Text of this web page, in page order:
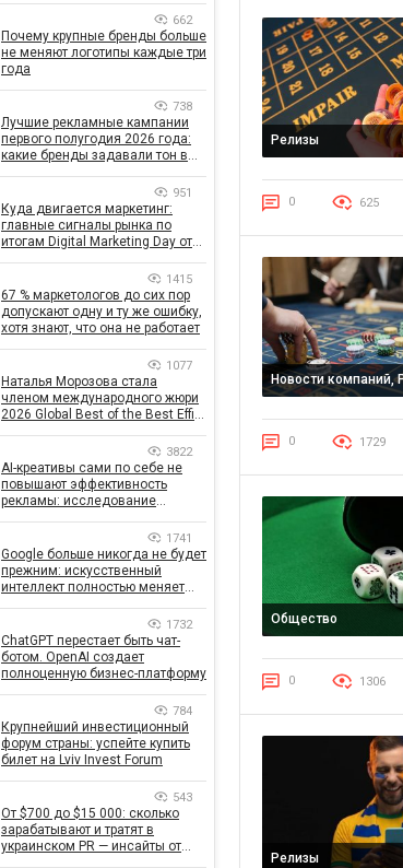
Релизы
0 625
Новости компаний,
0 1729
Общество
0 1306
Релизы
662
Почему крупные бренды больше
не меняют логотипы каждые три
года
738
Лучшие рекламные кампании
первого полугодия 2026 года:
какие бренды задавали тон в
951
Куда двигается маркетинг:
главные сигналы рынка по
итогам Digital Marketing Day от
1415
67 % маркетологов до сих пор
допускают одну и ту же ошибку,
хотя знают, что она не работает
1077
Наталья Морозова стала
членом международного жюри
2026 Global Best of the Best Effie
3822
AI-креативы сами по себе не
повышают эффективность
рекламы: исследование
влияет на эффективность
кампаний
1741
Google больше никогда не будет
прежним: искусственный
интеллект полностью меняет
1732
ChatGPT перестает быть чат-
ботом. OpenAI создает
полноценную бизнес-платформу
784
Крупнейший инвестиционный
форум страны: успейте купить
билет на Lviv Invest Forum
543
От $700 до $15 000: сколько
зарабатывают и тратят в
украинском PR — инсайты от